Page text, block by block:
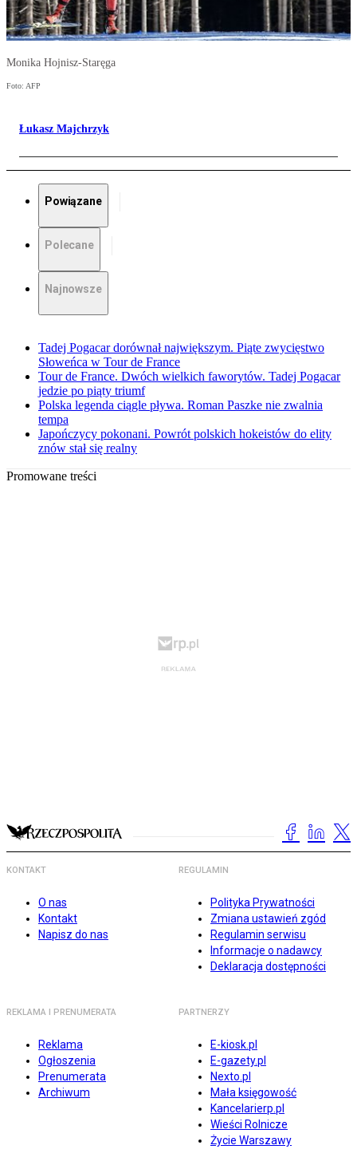
Monika Hojnisz-Staręga
Foto: AFP
Łukasz Majchrzyk
Powiązane
Polecane
Najnowsze
Tadej Pogacar dorównał największym. Piąte zwycięstwo
Słoweńca w Tour de France
Tour de France. Dwóch wielkich faworytów. Tadej Pogacar
jedzie po piąty triumf
Polska legenda ciągle pływa. Roman Paszke nie zwalnia
tempa
Japończycy pokonani. Powrót polskich hokeistów do elity
znów stał się realny
Promowane treści
KONTAKT
O nas
Kontakt
Napisz do nas
REGULAMIN
Polityka Prywatności
Zmiana ustawień zgód
Regulamin serwisu
Informacje o nadawcy
Deklaracja dostępności
REKLAMA I PRENUMERATA
Reklama
Ogłoszenia
Prenumerata
Archiwum
PARTNERZY
E-kiosk.pl
E-gazety.pl
Nexto.pl
Mała księgowość
Kancelarierp.pl
Wieści Rolnicze
Życie Warszawy